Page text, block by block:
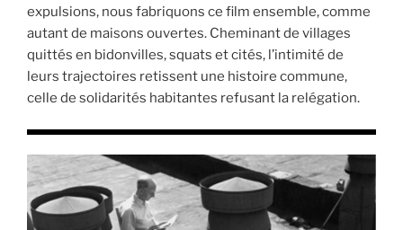
expulsions, nous fabriquons ce film ensemble, comme
autant de maisons ouvertes. Cheminant de villages
quittés en bidonvilles, squats et cités, l’intimité de
leurs trajectoires retissent une histoire commune,
celle de solidarités habitantes refusant la relégation.